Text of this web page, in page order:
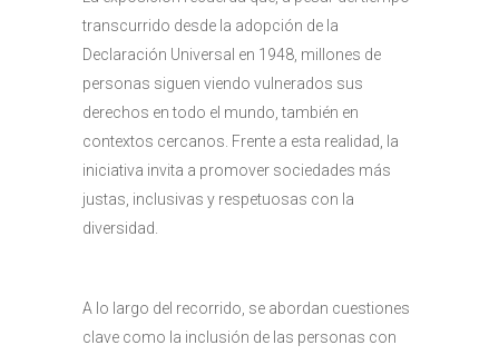
transcurrido desde la adopción de la
Declaración Universal en 1948, millones de
personas siguen viendo vulnerados sus
derechos en todo el mundo, también en
contextos cercanos. Frente a esta realidad, la
iniciativa invita a promover sociedades más
justas, inclusivas y respetuosas con la
diversidad.
A lo largo del recorrido, se abordan cuestiones
clave como la inclusión de las personas con